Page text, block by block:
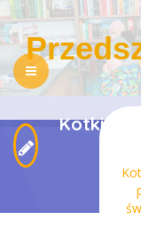
NASZE
Kotki